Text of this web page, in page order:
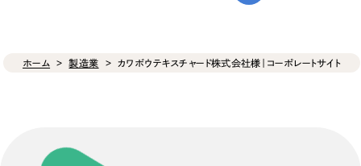
ホーム 製造業 カワボウテキスチャード株式会社様｜コーポレートサイト